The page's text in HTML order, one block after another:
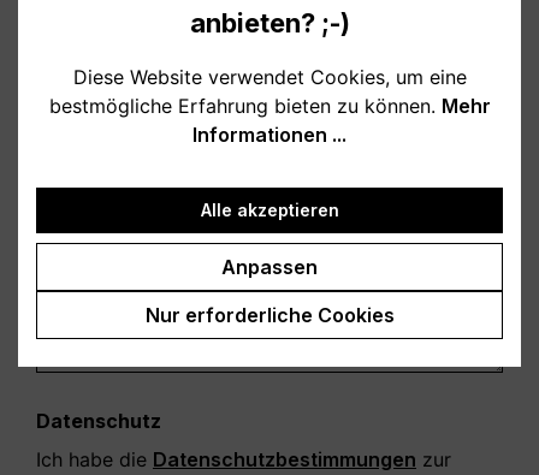
Grund des Widerrufs keine Pflichtangabe
Kommentar
Datenschutz
Ich habe die Datenschutzbestimmungen zur
anbieten? ;-)
Diese Website verwendet Cookies, um eine
bestmögliche Erfahrung bieten zu können. Mehr
Informationen ...
Alle akzeptieren
Anpassen
Nur erforderliche Cookies